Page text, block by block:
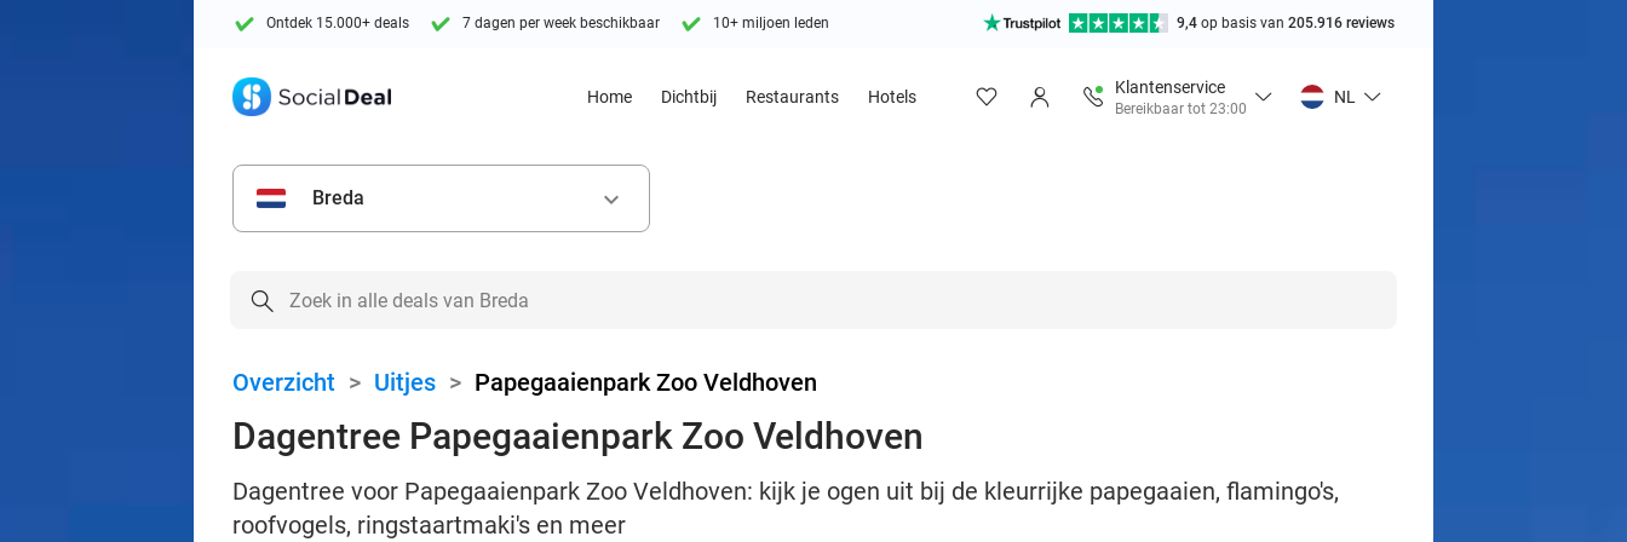
Ontdek 15.000+ deals 7 dagen per week beschikbaar 10+ miljoen leden 9,4 op basis van 205.916 reviews
Home Dichtbij Restaurants Hotels
Klantenservice
Bereikbaar tot 23:00
NL
Breda keyboard_arrow_down
Overzicht > Uitjes > Papegaaienpark Zoo Veldhoven
Dagentree Papegaaienpark Zoo Veldhoven
Dagentree voor Papegaaienpark Zoo Veldhoven: kijk je ogen uit bij de kleurrijke papegaaien, flamingo's,
roofvogels, ringstaartmaki's en meer